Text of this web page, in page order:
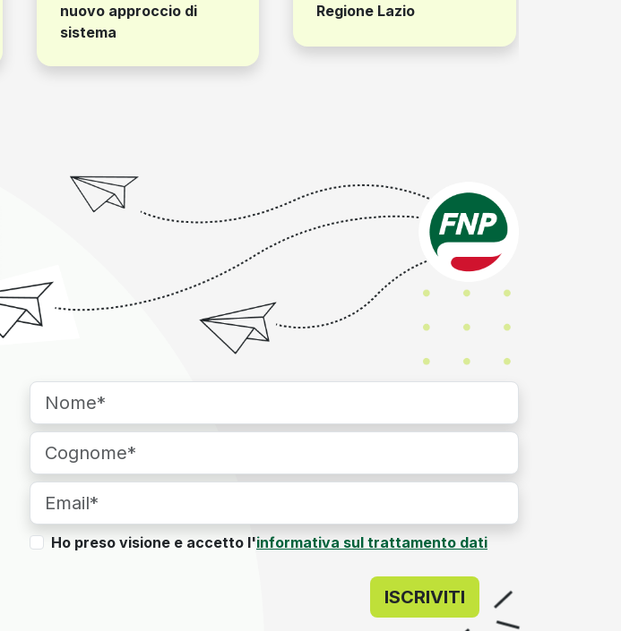
nuovo approccio di
sistema
Regione Lazio
Ho preso visione e accetto l'informativa sul trattamento dati
ISCRIVITI